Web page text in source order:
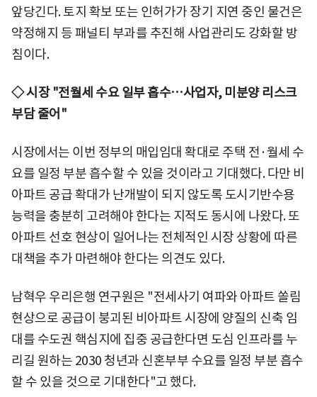
앞당긴다. 토지 확보 또는 인허가가 장기 지연 중인 물건은
약정해지 등 패널티 부과를 추진해 사업관리도 강화할 방
침이다.
◇ 시장 "전월세 수요 일부 흡수…사업자, 미분양 리스크
부담 줄어"
시장에서는 이번 정부의 매입임대 확대로 주택 전·월세 수
요를 일정 부분 흡수할 수 있을 것이라고 기대했다. 다만 비
아파트 공급 확대가 난개발이 되지 않도록 도시기반수용
능력을 충분히 고려해야 한다는 지적도 동시에 나왔다. 또
아파트 선호 현상이 일어나는 전체적인 시장 상황에 따른
대책을 추가 마련해야 한다는 의견도 있다.
남혁우 우리은행 연구원은 "전세사기 여파와 아파트 쏠림
현상으로 공급이 붕괴된 비아파트 시장에 양질의 신축 임
대를 수도권 핵심지에 집중 공급한다면 도심 인프라를 누
리길 원하는 2030 청년과 신혼부부 수요를 일정 부분 흡수
할 수 있을 것으로 기대한다"고 했다.